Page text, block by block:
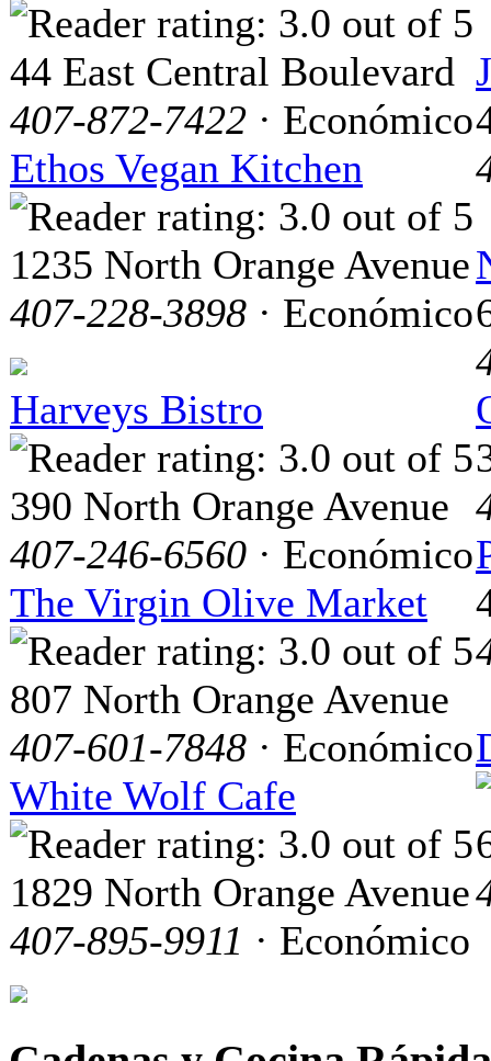
44 East Central Boulevard
407-872-7422 · Económico
Ethos Vegan Kitchen
1235 North Orange Avenue
407-228-3898 · Económico
Harveys Bistro
390 North Orange Avenue
407-246-6560 · Económico
The Virgin Olive Market
807 North Orange Avenue
407-601-7848 · Económico
White Wolf Cafe
1829 North Orange Avenue
407-895-9911 · Económico